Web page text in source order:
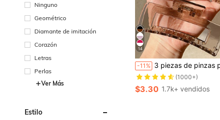
Ninguno
Geométrico
Diamante de imitación
Corazón
Letras
Perlas
Ver Más
Estilo
14
-11% 3 piezas de pinzas para el cabello grandes de color té para mujer, pinzas de pelo transparentes minimalistas con forma cuadrada y de
¡Casi agotado!
(1000+)
¡Casi agotado!
(1000+)
¡Casi agotado!
(1000+)
¡Casi agotado!
$3.30 1.7k+ vendidos